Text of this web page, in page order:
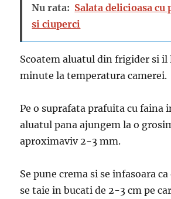
Nu rata: Salata delicioasa cu
si ciuperci
Scoatem aluatul din frigider si il
minute la temperatura camerei.
Pe o suprafata prafuita cu faina
aluatul pana ajungem la o
aproximaviv 2-3 mm.
Se pune crema si se infasoara
se taie in bucati de 2-3 cm pe